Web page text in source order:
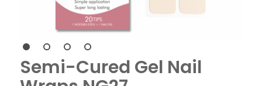
Semi-Cured Gel Nail